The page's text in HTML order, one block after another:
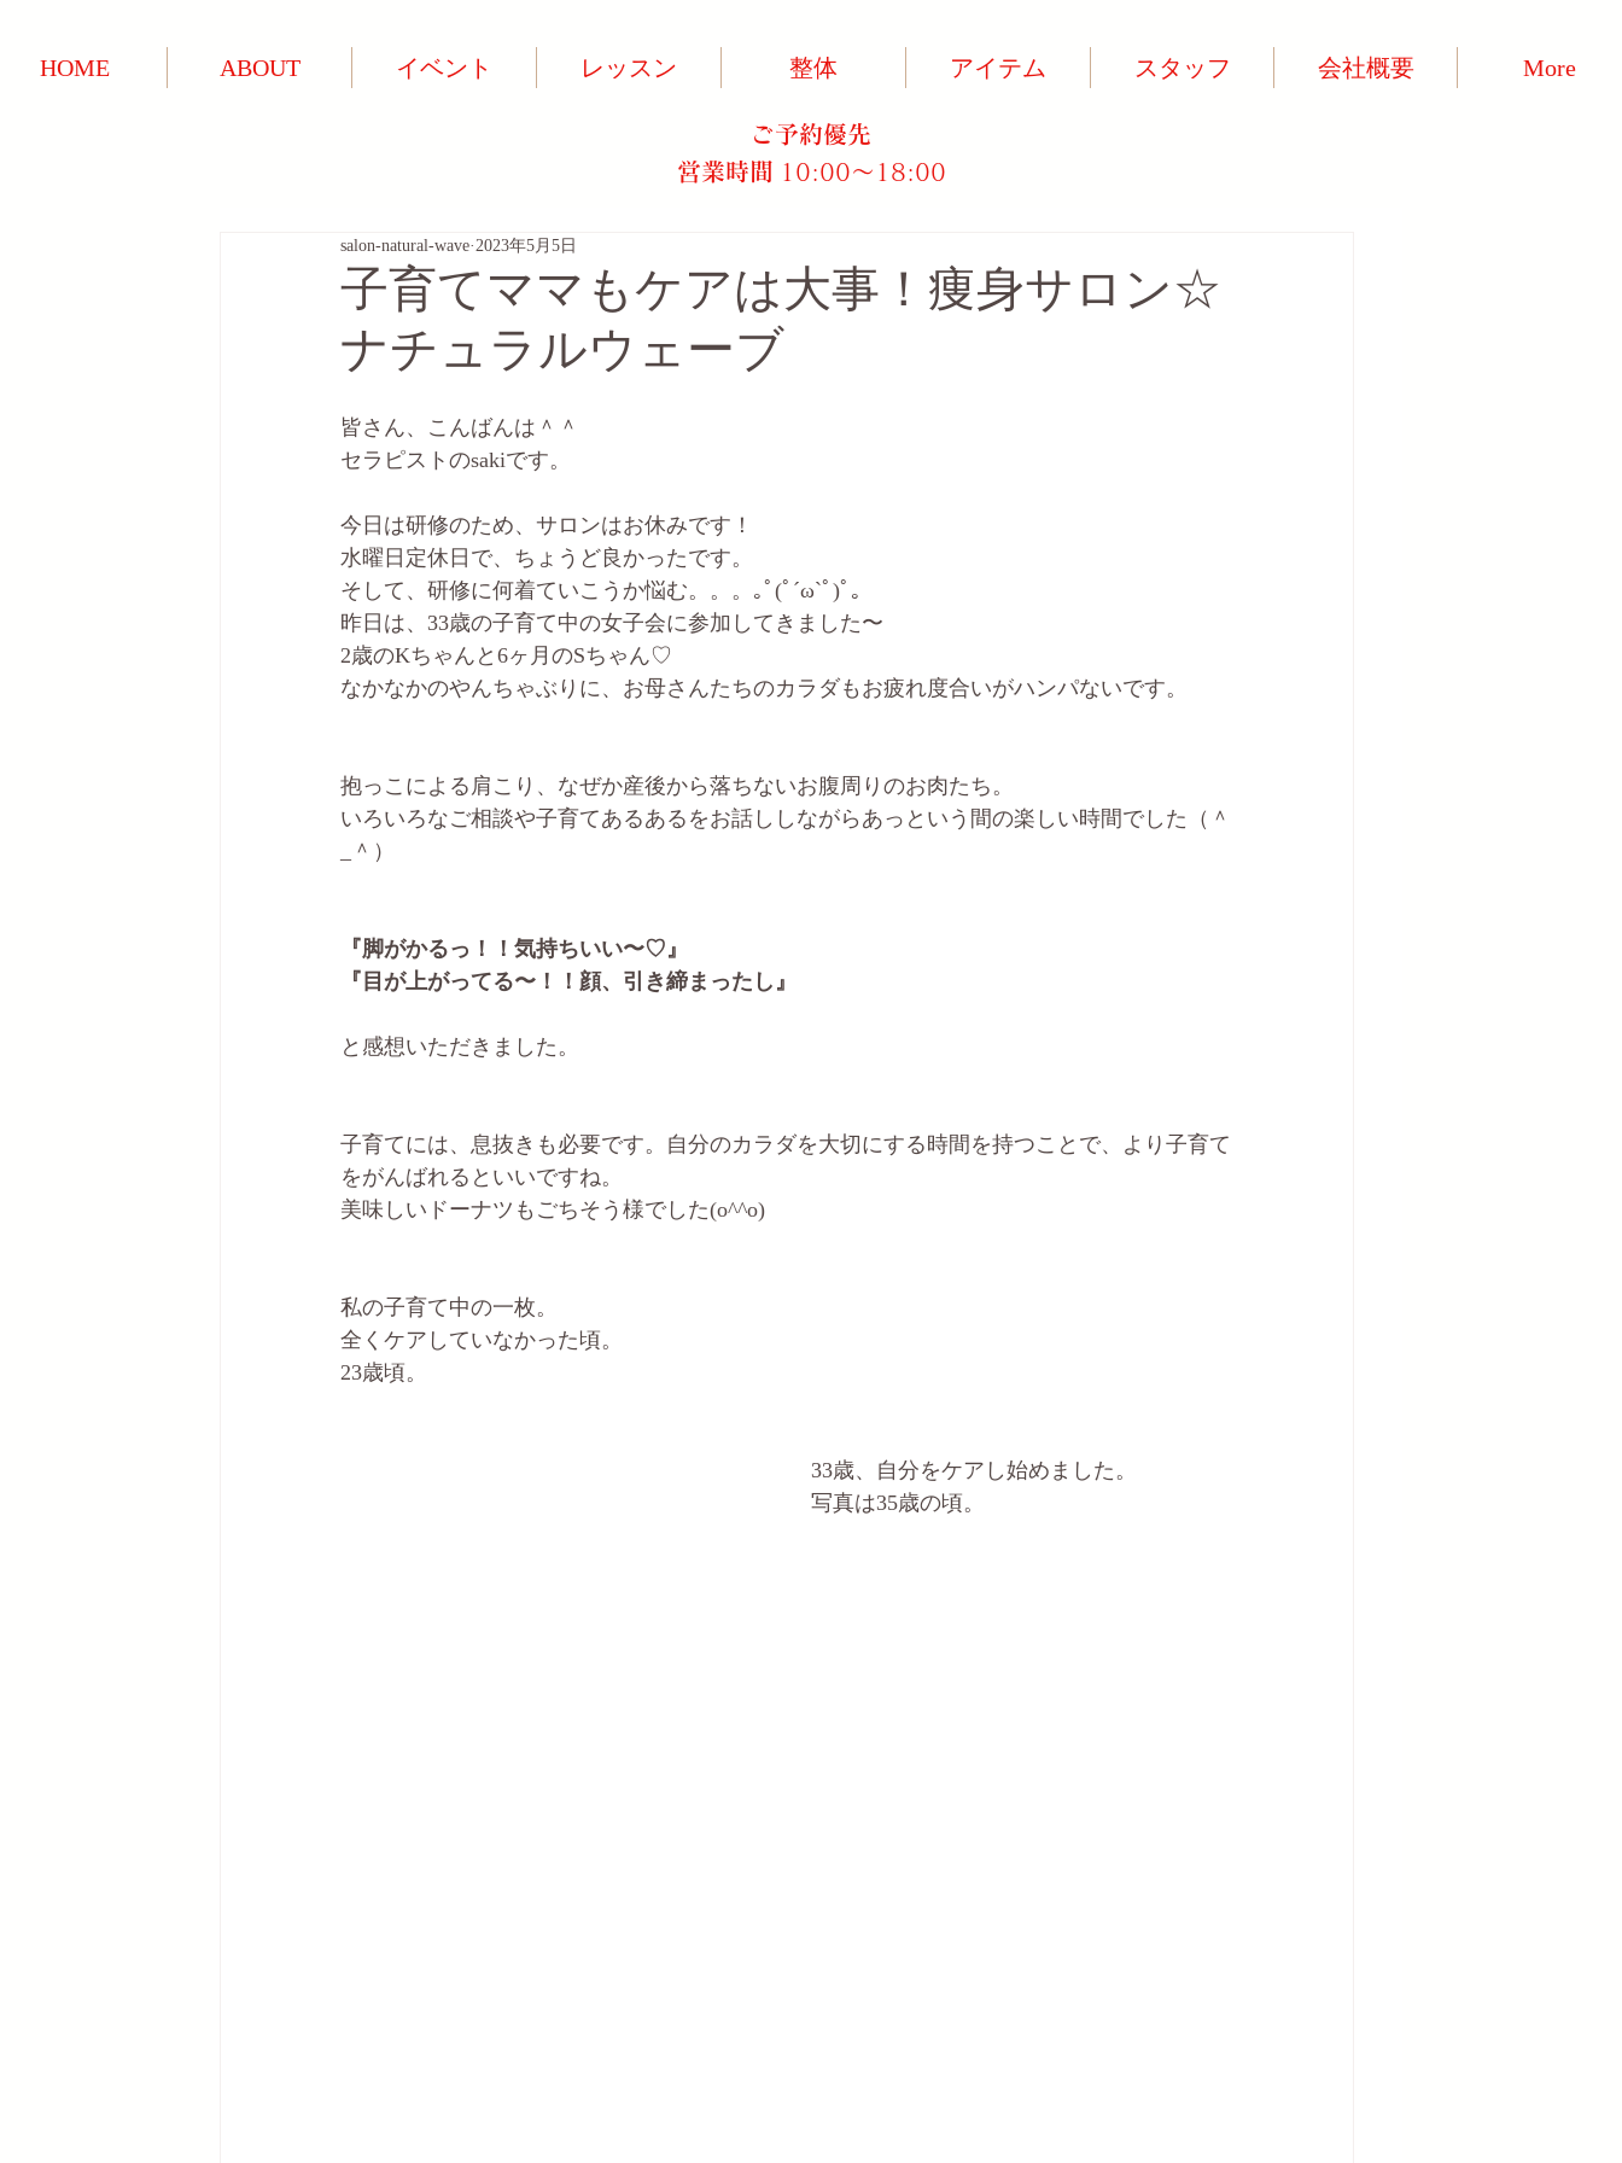
HOME ABOUT イベント レッスン 整体 アイテム スタッフ 会社概要 More
ご予約優先
営業時間 10:00～18:00​
子育てママもケアは大事！痩身サロン☆
ナチュラルウェーブ
salon-natural-wave 2023年5月5日
皆さん、こんばんは＾＾
セラピストのsakiです。
今日は研修のため、サロンはお休みです！
水曜日定休日で、ちょうど良かったです。
そして、研修に何着ていこうか悩む。。。｡ﾟ(ﾟ´ω`ﾟ)ﾟ｡
昨日は、33歳の子育て中の女子会に参加してきました〜
2歳のKちゃんと6ヶ月のSちゃん♡
なかなかのやんちゃぶりに、お母さんたちのカラダもお疲れ度合いがハンパないです。
抱っこによる肩こり、なぜか産後から落ちないお腹周りのお肉たち。
いろいろなご相談や子育てあるあるをお話ししながらあっという間の楽しい時間でした（＾
_＾）
『脚がかるっ！！気持ちいい〜♡』
『目が上がってる〜！！顔、引き締まったし』
と感想いただきました。
子育てには、息抜きも必要です。自分のカラダを大切にする時間を持つことで、より子育て
をがんばれるといいですね。
美味しいドーナツもごちそう様でした(o^^o)
私の子育て中の一枚。
全くケアしていなかった頃。
23歳頃。
33歳、自分をケアし始めました。
写真は35歳の頃。